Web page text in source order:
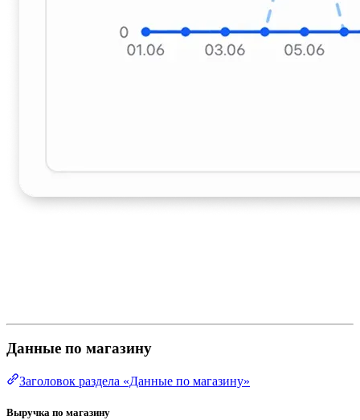
Данные по магазину
Заголовок раздела «Данные по магазину»
Выручка по магазину